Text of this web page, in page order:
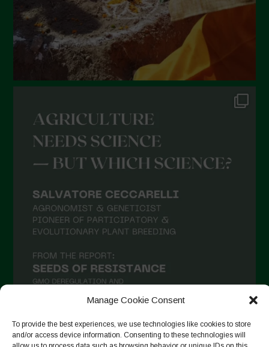
Manage Cookie Consent
To provide the best experiences, we use technologies like cookies to store
and/or access device information. Consenting to these technologies will
Febbraio 2022
Gennaio 2022
Dicembre 2021
Novembre 2021
Settembre 2021
Agosto 2021
Luglio 2021
Aprile 2021
Febbraio 2021
Gennaio 2021
Novembre 2020